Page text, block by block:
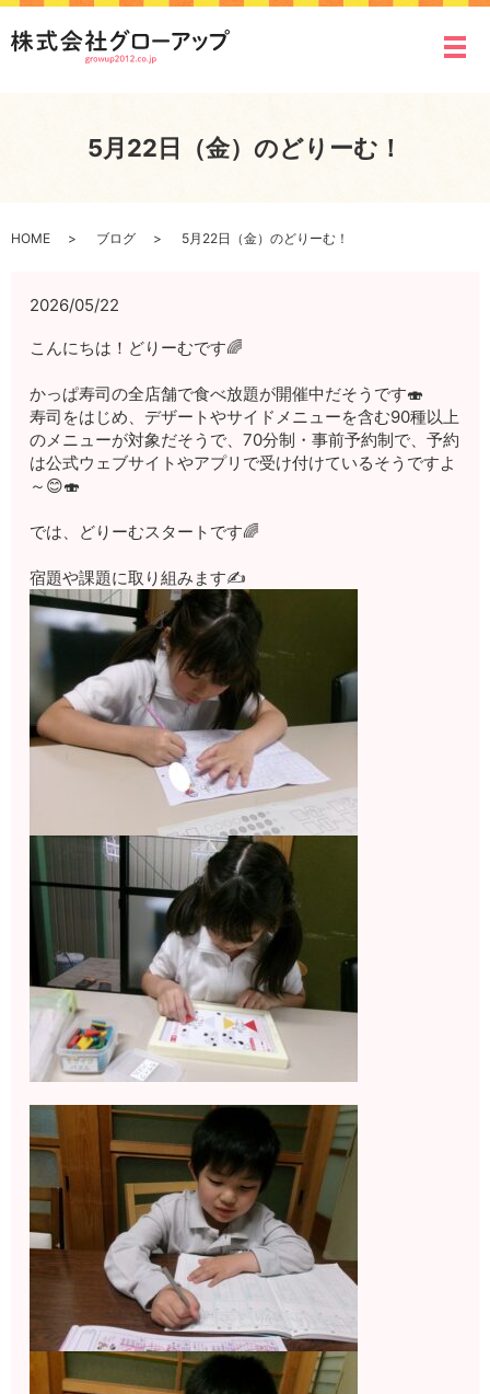
メ
5月22日（金）のどりーむ！
HOME ブログ 5月22日（金）のどりーむ！
2026/05/22
こんにちは！どりーむです🌈
かっぱ寿司の全店舗で食べ放題が開催中だそうです🍣
寿司をはじめ、デザートやサイドメニューを含む90種以上
のメニューが対象だそうで、70分制・事前予約制で、予約
は公式ウェブサイトやアプリで受け付けているそうですよ
～😊🍣
では、どりーむスタートです🌈
宿題や課題に取り組みます✍